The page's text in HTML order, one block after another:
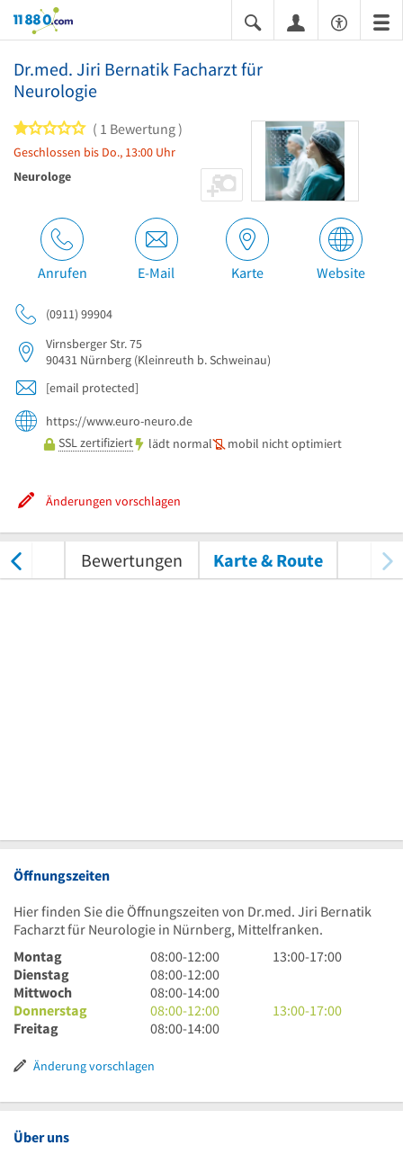
11880.com
Dr.med. Jiri Bernatik Facharzt für
Neurologie
1 von 5 Sternen
1 Bewertung
Geschlossen bis Do., 13:00 Uhr
Neurologe
Anrufen E-Mail Karte Website
(0911) 99904
Virnsberger Str. 75
90431 Nürnberg (Kleinreuth b. Schweinau)
[email protected]
https://www.euro-neuro.de
SSL zertifiziert
lädt normal mobil nicht optimiert
Änderungen vorschlagen
Bewertungen Karte & Route
Öffnungszeiten
Hier finden Sie die Öffnungszeiten von Dr.med. Jiri Bernatik
Facharzt für Neurologie in Nürnberg, Mittelfranken.
Montag
8
Uhr
bis
12
Uhr
08:00-12:00
13
17
13:00-17:00
Dienstag
8
Uhr
bis
12
08:00-12:00
Mittwoch
8
Uhr
bis
Uhr
08:00-14:00
Donnerstag
8
Uhr
12
08:00-12:00
13
13:00-17:00
Freitag
8
bis
Uhr
08:00-14:00
Änderung vorschlagen
Über uns